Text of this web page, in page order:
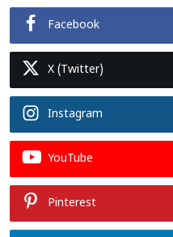
Facebook
X (Twitter)
Instagram
YouTube
Pinterest